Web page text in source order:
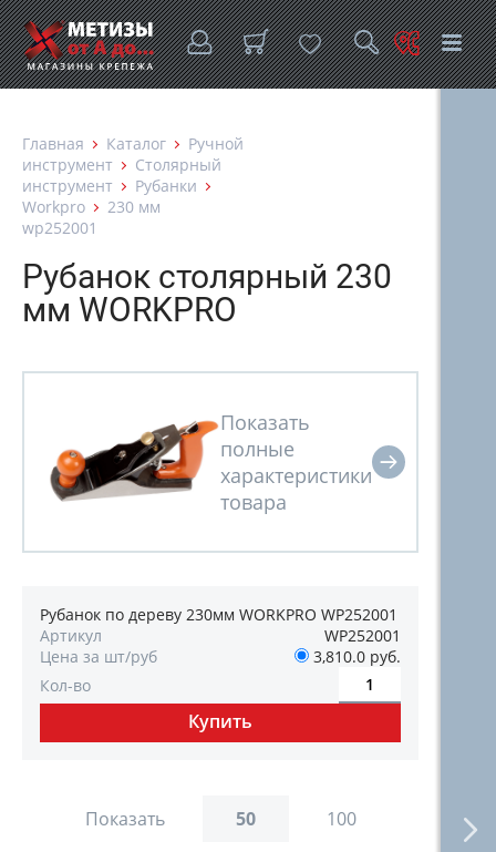
Главная Каталог
Ручной
инструмент
Столярный
инструмент
Рубанки
Workpro
230 мм
wp252001
Рубанок столярный 230
мм WORKPRO
Рубанок по дереву 230мм WORKPRO WP252001
Артикул
WP252001
Цена за шт/руб
3,810.0 руб.
Кол-во
Показать 50
100